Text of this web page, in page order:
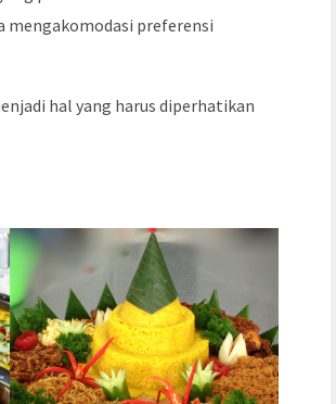
mengakomodasi preferensi
hal yang harus diperhatikan